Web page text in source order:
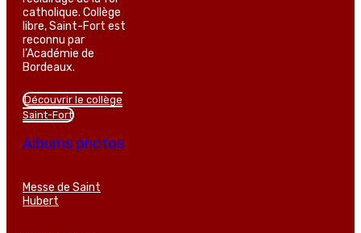
catholique. Collège
libre, Saint-Fort est
reconnu par
l’Académie de
Bordeaux.
Découvrir le collège
Saint-Fort
Albums photos
Messe de Saint
Hubert